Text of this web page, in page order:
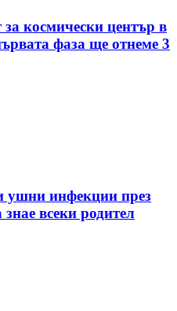
космически център в
фаза ще отнеме 3
ушни инфекции през
всеки родител